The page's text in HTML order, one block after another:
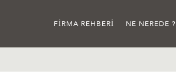
FIRMA REHBERI NE NEREDE ?